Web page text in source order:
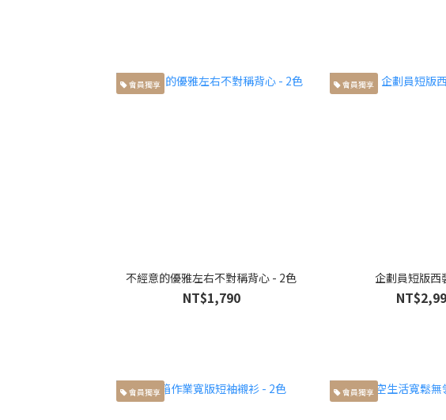
會員獨享
不經意的優雅左右不對稱背心 - 2色
NT$1,790
會員獨享
企劃員短版西
會員獨享 會員獨享